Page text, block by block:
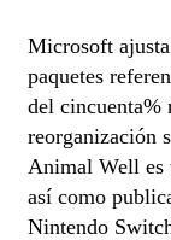
Microsoft
paquetes
del cincuenta%
reorganización
Animal Well es
así­ como
Nintendo